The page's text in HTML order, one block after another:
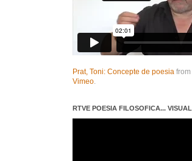
Prat, Toni: Concepte de poesia from
Vimeo.
RTVE POESIA FILOSOFICA... VISUAL